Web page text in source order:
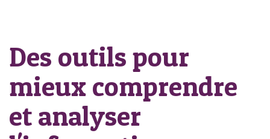
Des outils pour
mieux comprendre
et analyser